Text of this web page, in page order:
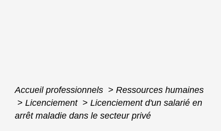
Accueil professionnels > Ressources humaines
> Licenciement > Licenciement d'un salarié en
arrêt maladie dans le secteur privé